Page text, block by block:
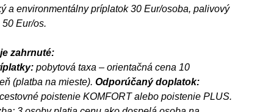
a environmentálny príplatok 30 Eur/osoba, palivový
Eur/os.
zahrnuté:
pobytová taxa – orientačná cena 10
(platba na mieste). Odporúčaný doplatok:
poistenie KOMFORT alebo poistenie PLUS.